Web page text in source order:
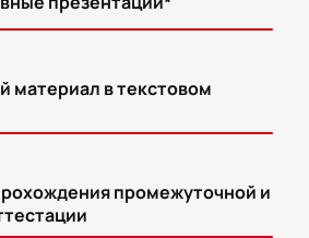
материал в текстовом
промежуточной и